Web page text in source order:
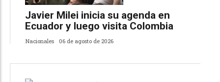
Javier Milei inicia su agenda en
Ecuador y luego visita Colombia
Nacionales 06 de agosto de 2026